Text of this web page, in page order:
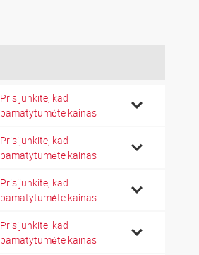
Prisijunkite, kad
pamatytumėte kainas
Prisijunkite, kad
pamatytumėte kainas
Prisijunkite, kad
pamatytumėte kainas
Prisijunkite, kad
pamatytumėte kainas